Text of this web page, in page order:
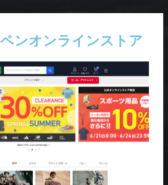
ペンオンラインストア